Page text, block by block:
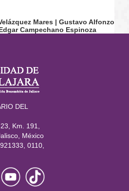
Mares | Gustavo Alfonzo
Campechano Espinoza
DEL
Km. 191,
México
0110,